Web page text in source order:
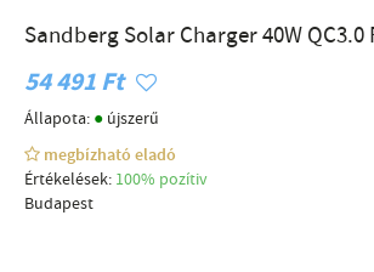
Sandberg Solar Charger 40W QC3.0
54 491 Ft
Állapota: ● újszerű
megbízható eladó
Értékelések: 100% pozítiv
Budapest